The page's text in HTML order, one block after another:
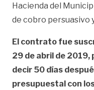
Hacienda del
de cobro persuasivo
El contrato fue
29 de abril de 2019,
decir 50 días
presupuestal con